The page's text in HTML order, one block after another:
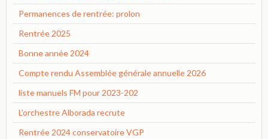
Permanences de rentrée: prolon
Rentrée 2025
Bonne année 2024
Compte rendu Assemblée générale annuelle 2026
liste manuels FM pour 2023-202
L'orchestre Alborada recrute
Rentrée 2024 conservatoire VGP